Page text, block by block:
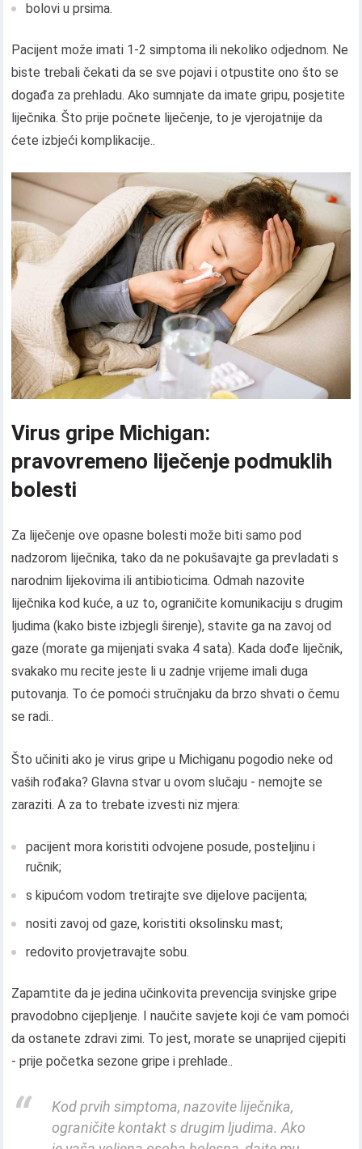
bolovi u prsima.
Pacijent može imati 1-2 simptoma ili nekoliko odjednom. Ne
biste trebali čekati da se sve pojavi i otpustite ono što se
događa za prehladu. Ako sumnjate da imate gripu, posjetite
liječnika. Što prije počnete liječenje, to je vjerojatnije da
ćete izbjeći komplikacije..
Virus gripe Michigan:
pravovremeno liječenje podmuklih
bolesti
Za liječenje ove opasne bolesti može biti samo pod
nadzorom liječnika, tako da ne pokušavajte ga prevladati s
narodnim lijekovima ili antibioticima. Odmah nazovite
liječnika kod kuće, a uz to, ograničite komunikaciju s drugim
ljudima (kako biste izbjegli širenje), stavite ga na zavoj od
gaze (morate ga mijenjati svaka 4 sata). Kada dođe liječnik,
svakako mu recite jeste li u zadnje vrijeme imali duga
putovanja. To će pomoći stručnjaku da brzo shvati o čemu
se radi..
Što učiniti ako je virus gripe u Michiganu pogodio neke od
vaših rođaka? Glavna stvar u ovom slučaju - nemojte se
zaraziti. A za to trebate izvesti niz mjera:
pacijent mora koristiti odvojene posude, posteljinu i
ručnik;
s kipućom vodom tretirajte sve dijelove pacijenta;
nositi zavoj od gaze, koristiti oksolinsku mast;
redovito provjetravajte sobu.
Zapamtite da je jedina učinkovita prevencija svinjske gripe
pravodobno cijepljenje. I naučite savjete koji će vam pomoći
da ostanete zdravi zimi. To jest, morate se unaprijed cijepiti
- prije početka sezone gripe i prehlade..
Kod prvih simptoma, nazovite liječnika,
ograničite kontakt s drugim ljudima. Ako